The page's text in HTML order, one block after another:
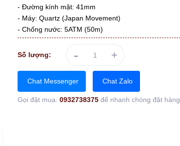
- Đường kính mặt: 41mm
- Máy: Quartz (Japan Movement)
- Chống nước: 5ATM (50m)
Số lượng: - +
Chat Messenger Chat Zalo
Gọi đặt mua: 0932738375 để nhanh chóng đặt hàng